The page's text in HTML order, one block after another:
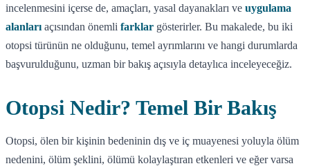
incelenmesini içerse de, amaçları, yasal dayanakları ve uygulama
alanları açısından önemli farklar gösterirler. Bu makalede, bu iki
otopsi türünün ne olduğunu, temel ayrımlarını ve hangi durumlarda
başvurulduğunu, uzman bir bakış açısıyla detaylıca inceleyeceğiz.
Otopsi Nedir? Temel Bir Bakış
Otopsi, ölen bir kişinin bedeninin dış ve iç muayenesi yoluyla ölüm
nedenini, ölüm şeklini, ölümü kolaylaştıran etkenleri ve eğer varsa